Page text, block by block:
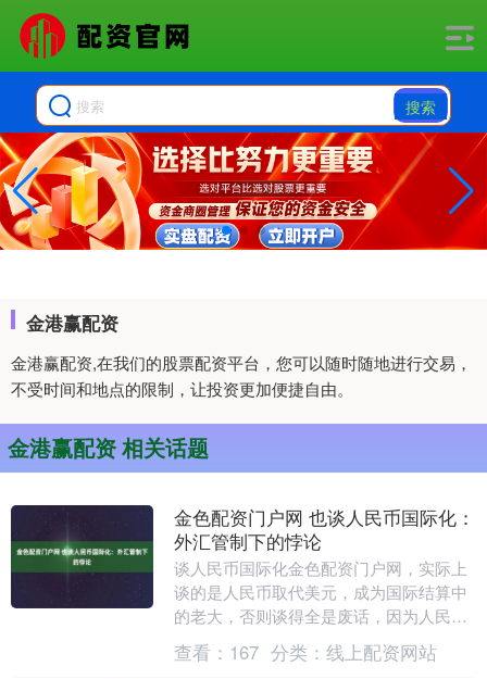
搜索
金港赢配资
金港赢配资,在我们的股票配资平台，您可以随时随地进行交易，
不受时间和地点的限制，让投资更加便捷自由。
金港赢配资 相关话题
金色配资门户网 也谈人民币国际化：
外汇管制下的悖论
谈人民币国际化金色配资门户网，实际上
谈的是人民币取代美元，成为国际结算中
的老大，否则谈得全是废话，因为人民币
已经在国际结算中，它就在那。 既然谈的
是取代，那就必....
查看： 167 分类： 线上配资网站